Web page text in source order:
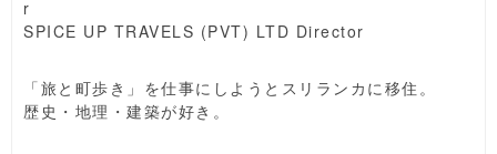
r
SPICE UP TRAVELS (PVT) LTD Director
「旅と町歩き」を仕事にしようとスリランカに移住。
歴史・地理・建築が好き。